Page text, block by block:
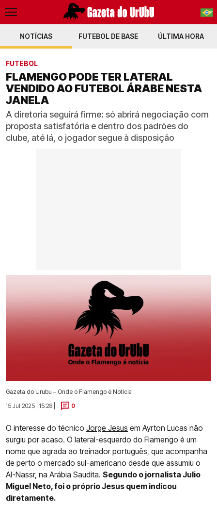
PT-BR
NOTÍCIAS FUTEBOL DE BASE ÚLTIMA HORA
FUTEBOL
FLAMENGO PODE TER LATERAL
VENDIDO AO FUTEBOL ÁRABE NESTA
JANELA
A diretoria seguirá firme: só abrirá negociação com
proposta satisfatória e dentro dos padrões do
clube, até lá, o jogador segue à disposição
Gazeta do Urubu – Onde o Flamengo é Notícia
15 Jul 2025 | 15:28 |
0
O interesse do técnico Jorge Jesus em Ayrton Lucas não
surgiu por acaso. O lateral-esquerdo do Flamengo é um
nome que agrada ao treinador português, que acompanha
de perto o mercado sul-americano desde que assumiu o
Al-Nassr, na Arábia Saudita. Segundo o jornalista Julio
Miguel Neto, foi o próprio Jesus quem indicou
diretamente.